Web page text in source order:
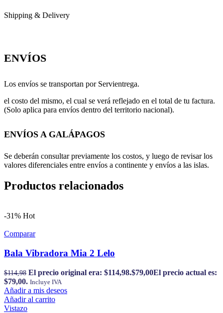
Shipping & Delivery
ENVÍOS
Los envíos se transportan por Servientrega.
el costo del mismo, el cual se verá reflejado en el total de tu factura.
(Solo aplica para envíos dentro del territorio nacional).
ENVÍOS A GALÁPAGOS
Se deberán consultar previamente los costos, y luego de revisar los
valores diferenciales entre envíos a continente y envíos a las islas.
Productos relacionados
-31% Hot
Comparar
Bala Vibradora Mia 2 Lelo
$114,98 El precio original era: $114,98.$79,00El precio actual es:
$79,00. Incluye IVA
Añadir a mis deseos
Añadir al carrito
Vistazo